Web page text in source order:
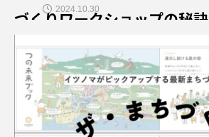
づくりワークショップの秘訣
2024.10.30